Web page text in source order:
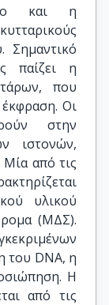
και η
Σημαντικό
παίζει η
που
έκφραση. Οι
στην
ιστονών,
από τις
υλικού
(ΜΔΣ).
του DNA, η
Η
από τις